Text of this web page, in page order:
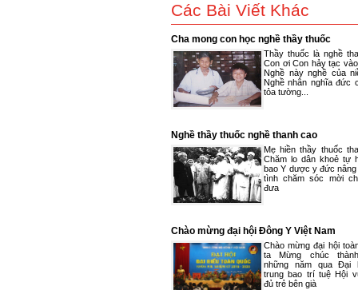
Các Bài Viết Khác
Cha mong con học nghề thầy thuốc
Thầy thuốc là nghề
Con ơi Con hảy tạc
Nghề này nghề của
Nghề nhân nghĩa đức
tỏa tường...
Nghề thầy thuốc nghề thanh cao
Mẹ hiền thầy thuốc
Chăm lo dân khoẻ tự
bao Y dược y đức
tình chăm sóc mời
đưa
Chào mừng đại hội Đông Y Việt Nam
Chào mừng đại hội
ta Mừng chúc
những năm qua Đại
trung bao trí tuệ Hội
đủ trẻ bên già